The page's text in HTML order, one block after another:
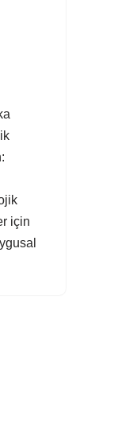
için